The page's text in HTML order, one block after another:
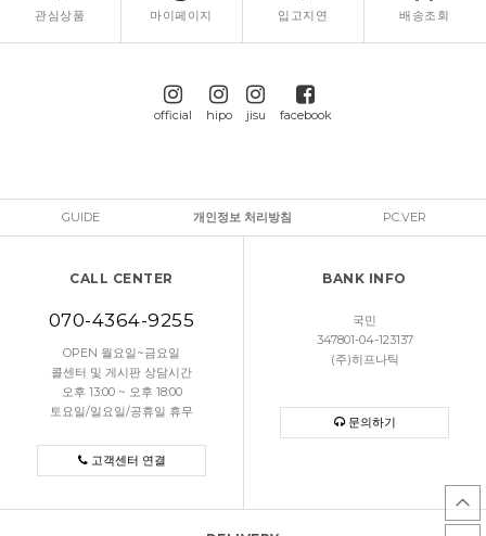
관심상품 마이페이지 입고지연 배송조회
official hipo jisu facebook
GUIDE 개인정보 처리방침 PC.VER
CALL CENTER
070-4364-9255
OPEN 월요일~금요일
콜센터 및 게시판 상담시간
오후 13:00 ~ 오후 18:00
토요일/일요일/공휴일 휴무
고객센터 연결
BANK INFO
국민
347801-04-123137
(주)히프나틱
문의하기